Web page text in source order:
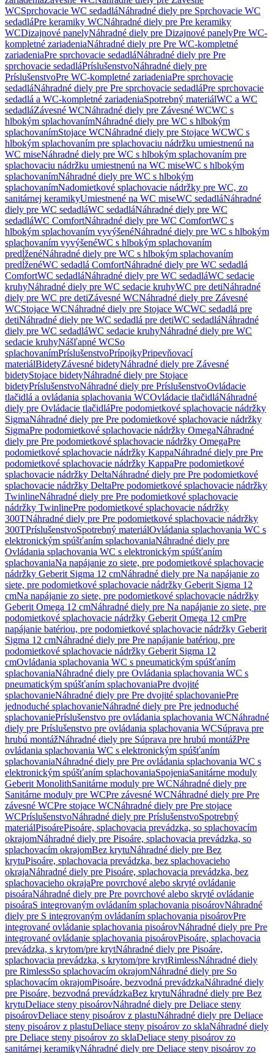
WCSprchovacie WC sedadláNáhradné diely pre Sprchovacie WC
sedadláPre keramiky WCNáhradné diely pre Pre keramiky
WCDizajnové panelyNáhradné diely pre Dizajnové panelyPre WC-
kompletné zariadeniaNáhradné diely pre Pre WC-kompletné
zariadeniaPre sprchovacie sedadláNáhradné diely pre Pre
sprchovacie sedadláPríslušenstvoNáhradné diely pre
PríslušenstvoPre WC-kompletné zariadeniaPre sprchovacie
sedadláNáhradné diely pre Pre sprchovacie sedadláPre sprchovacie
sedadlá a WC-kompletné zariadeniaSpotrebný materiálWC a WC
sedadláZávesné WCNáhradné diely pre Závesné WCWC s
hlbokým splachovanímNáhradné diely pre WC s hlbokým
splachovanímStojace WCNáhradné diely pre Stojace WCWC s
hlbokým splachovaním pre splachovaciu nádržku umiestnenú na
WC miseNáhradné diely pre WC s hlbokým splachovaním pre
splachovaciu nádržku umiestnenú na WC miseWC s hlbokým
splachovanímNáhradné diely pre WC s hlbokým
splachovanímNadomietkové splachovacie nádržky pre WC, zo
sanitárnej keramikyUmiestnené na WC miseWC sedadláNáhradné
diely pre WC sedadláWC sedadláNáhradné diely pre WC
sedadláWC ComfortNáhradné diely pre WC ComfortWC s
hlbokým splachovaním vyvýšenéNáhradné diely pre WC s hlbokým
splachovaním vyvýšenéWC s hlbokým splachovaním
predĺženéNáhradné diely pre WC s hlbokým splachovaním
predĺženéWC sedadlá ComfortNáhradné diely pre WC sedadlá
ComfortWC sedadláNáhradné diely pre WC sedadláWC sedacie
kruhyNáhradné diely pre WC sedacie kruhyWC pre detiNáhradné
diely pre WC pre detiZávesné WCNáhradné diely pre Závesné
WCStojace WCNáhradné diely pre Stojace WCWC sedadlá pre
detiNáhradné diely pre WC sedadlá pre detiWC sedadláNáhradné
diely pre WC sedadláWC sedacie kruhyNáhradné diely pre WC
sedacie kruhyNášľapné WCSo
splachovanímPríslušenstvoPrípojkyPripevňovací
materiálBidetyZávesné bidetyNáhradné diely pre Závesné
bidetyStojace bidetyNáhradné diely pre Stojace
bidetyPríslušenstvoNáhradné diely pre PríslušenstvoOvládacie
tlačidlá a ovládania splachovania WCOvládacie tlačidláNáhradné
diely pre Ovládacie tlačidláPre podomietkové splachovacie nádržky
SigmaNáhradné diely pre Pre podomietkové splachovacie nádržky
SigmaPre podomietkové splachovacie nádržky OmegaNáhradné
diely pre Pre podomietkové splachovacie nádržky OmegaPre
podomietkové splachovacie nádržky KappaNáhradné diely pre Pre
podomietkové splachovacie nádržky KappaPre podomietkové
splachovacie nádržky DeltaNáhradné diely pre Pre podomietkové
splachovacie nádržky DeltaPre podomietkové splachovacie nádržky
TwinlineNáhradné diely pre Pre podomietkové splachovacie
nádržky TwinlinePre podomietkové splachovacie nádržky
300TNáhradné diely pre Pre podomietkové splachovacie nádržky
300TPríslušenstvoSpotrebný materiálOvládania splachovania WC s
elektronickým spúšťaním splachovaniaNáhradné diely pre
Ovládania splachovania WC s elektronickým spúšťaním
splachovaniaNa napájanie zo siete, pre podomietkové splachovacie
nádržky Geberit Sigma 12 cmNáhradné diely pre Na napájanie zo
siete, pre podomietkové splachovacie nádržky Geberit Sigma 12
cmNa napájanie zo siete, pre podomietkové splachovacie nádržky
Geberit Omega 12 cmNáhradné diely pre Na napájanie zo siete, pre
podomietkové splachovacie nádržky Geberit Omega 12 cmPre
napájanie batériou, pre podomietkové splachovacie nádržky Geberit
Sigma 12 cmNáhradné diely pre Pre napájanie batériou, pre
podomietkové splachovacie nádržky Geberit Sigma 12
cmOvládania splachovania WC s pneumatickým spúšťaním
splachovaniaNáhradné diely pre Ovládania splachovania WC s
pneumatickým spúšťaním splachovaniaPre dvojité
splachovanieNáhradné diely pre Pre dvojité splachovaniePre
jednoduché splachovanieNáhradné diely pre Pre jednoduché
splachovaniePríslušenstvo pre ovládania splachovania WCNáhradné
diely pre Príslušenstvo pre ovládania splachovania WCSúprava pre
hrubú montážNáhradné diely pre Súprava pre hrubú montážPre
ovládania splachovania WC s elektronickým spúšťaním
splachovaniaNáhradné diely pre Pre ovládania splachovania WC s
elektronickým spúšťaním splachovaniaSpojeniaSanitárne moduly
Geberit MonolithSanitárne moduly pre WCNáhradné diely pre
Sanitárne moduly pre WCPre závesné WCNáhradné diely pre Pre
závesné WCPre stojace WCNáhradné diely pre Pre stojace
WCPríslušenstvoNáhradné diely pre PríslušenstvoSpotrebný
materiálPisoárePisoáre, splachovacia prevádzka, so splachovacím
okrajomNáhradné diely pre Pisoáre, splachovacia prevádzka, so
splachovacím okrajomBez krytuNáhradné diely pre Bez
krytuPisoáre, splachovacia prevádzka, bez splachovacieho
okrajaNáhradné diely pre Pisoáre, splachovacia prevádzka, bez
splachovacieho okrajaPre povrchové alebo skryté ovládanie
pisoáraNáhradné diely pre Pre povrchové alebo skryté ovládanie
pisoáraS integrovaným ovládaním splachovania pisoárovNáhradné
diely pre S integrovaným ovládaním splachovania pisoárovPre
integrované ovládanie splachovania pisoárovNáhradné diely pre Pre
integrované ovládanie splachovania pisoárovPisoáre, splachovacia
prevádzka, s krytom/pre krytNáhradné diely pre Pisoáre,
splachovacia prevádzka, s krytom/pre krytRimlessNáhradné diely
pre RimlessSo splachovacím okrajomNáhradné diely pre So
splachovacím okrajomPisoáre, bezvodná prevádzkaNáhradné diely
pre Pisoáre, bezvodná prevádzkaBez krytuNáhradné diely pre Bez
krytuDeliace steny pisoárovNáhradné diely pre Deliace steny
pisoárovDeliace steny pisoárov z plastuNáhradné diely pre Deliace
steny pisoárov z plastuDeliace steny pisoárov zo sklaNáhradné diely
pre Deliace steny pisoárov zo sklaDeliace steny pisoárov zo
sanitárnej keramikyNáhradné diely pre Deliace steny pisoárov zo